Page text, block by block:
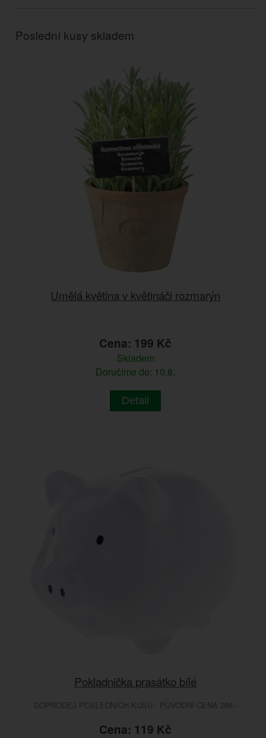
Poslední kusy skladem
Umělá květina v květináči rozmarýn
Cena: 199 Kč
Skladem
Doručíme do: 10.8.
Detail
Pokladnička prasátko bílé
DOPRODEJ POSLEDNÍCH KUSŮ - PŮVODNÍ CENA 286.-
Cena: 119 Kč